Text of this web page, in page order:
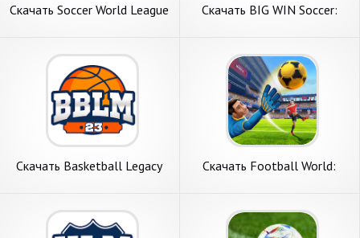
Скачать Soccer World League
на Андроид
Скачать BIG WIN Soccer:
Андроид
Скачать Basketball Legacy
Скачать Football World:
Андроид